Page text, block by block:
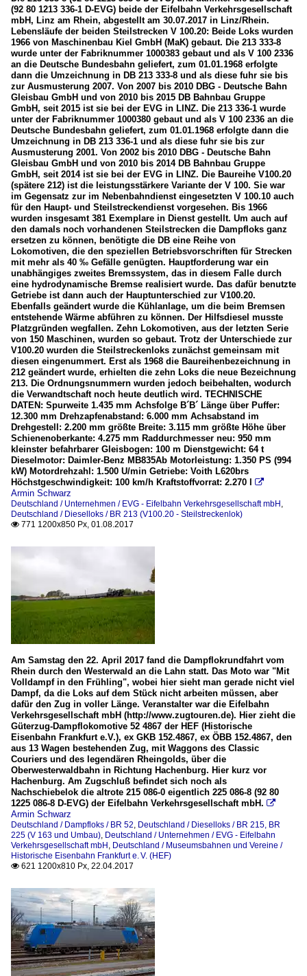
(92 80 1213 336-1 D-EVG) beide der Eifelbahn Verkehrsgesellschaft
mbH, Linz am Rhein, abgestellt am 30.07.2017 in Linz/Rhein.
Lebensläufe der beiden Steilstrecken V 100.20: Beide Loks wurden
1966 von Maschinenbau Kiel GmbH (MaK) gebaut. Die 213 333-8
wurde unter der Fabriknummer 1000383 gebaut und als V 100 2336
an die Deutsche Bundesbahn geliefert, zum 01.01.1968 erfolgte
dann die Umzeichnung in DB 213 333-8 und als diese fuhr sie bis
zur Ausmusterung 2007. Von 2007 bis 2010 DBG - Deutsche Bahn
Gleisbau GmbH und von 2010 bis 2015 DB Bahnbau Gruppe
GmbH, seit 2015 ist sie bei der EVG in LINZ. Die 213 336-1 wurde
unter der Fabriknummer 1000380 gebaut und als V 100 2336 an die
Deutsche Bundesbahn geliefert, zum 01.01.1968 erfolgte dann die
Umzeichnung in DB 213 336-1 und als diese fuhr sie bis zur
Ausmusterung 2001. Von 2002 bis 2010 DBG - Deutsche Bahn
Gleisbau GmbH und von 2010 bis 2014 DB Bahnbau Gruppe
GmbH, seit 2014 ist sie bei der EVG in LINZ. Die Baureihe V100.20
(spätere 212) ist die leistungsstärkere Variante der V 100. Sie war
im Gegensatz zur im Nebenbahndienst eingesetzten V 100.10 auch
für den Haupt- und Steilstreckendienst vorgesehen. Bis 1966
wurden insgesamt 381 Exemplare in Dienst gestellt. Um auch auf
den damals noch vorhandenen Steilstrecken die Dampfloks ganz
ersetzen zu können, benötigte die DB eine Reihe von
Lokomotiven, die den speziellen Betriebsvorschriften für Strecken
mit mehr als 40 ‰ Gefälle genügten. Hauptforderung war ein
unabhängiges zweites Bremssystem, das in diesem Falle durch
eine hydrodynamische Bremse realisiert wurde. Das dafür benutzte
Getriebe ist dann auch der Hauptunterschied zur V100.20.
Ebenfalls geändert wurde die Kühlanlage, um die beim Bremsen
entstehende Wärme abführen zu können. Der Hilfsdiesel musste
Platzgründen wegfallen. Zehn Lokomotiven, aus der letzten Serie
von 150 Maschinen, wurden so gebaut. Trotz der Unterschiede zur
V100.20 wurden die Steilstreckenloks zunächst gemeinsam mit
diesen eingenummert. Erst als 1968 die Baureihenbezeichnung in
212 geändert wurde, erhielten die zehn Loks die neue Bezeichnung
213. Die Ordnungsnummern wurden jedoch beibehalten, wodurch
die Verwandtschaft noch heute deutlich wird. TECHNISCHE
DATEN: Spurweite 1.435 mm Achsfolge B´B´ Länge über Puffer:
12.300 mm Drehzapfenabstand: 6.000 mm Achsabstand im
Drehgestell: 2.200 mm größte Breite: 3.115 mm größte Höhe über
Schienenoberkante: 4.275 mm Raddurchmesser neu: 950 mm
kleinster befahrbarer Gleisbogen: 100 m Dienstgewicht: 64 t
Dieselmotor: Daimler-Benz MB835Ab Motorleistung: 1.350 PS (994
kW) Motordrehzahl: 1.500 U/min Getriebe: Voith L620brs
Höchstgeschwindigkeit: 100 km/h Kraftstoffvorrat: 2.270 l 
Armin Schwarz
Deutschland / Unternehmen / EVG - Eifelbahn Verkehrsgesellschaft mbH
Deutschland / Dieselloks / BR 213 (V100.20 - Steilstreckenlok)
 771 1200x850 Px, 01.08.2017
Am Samstag den 22. April 2017 fand die Dampflokrundfahrt vom
Rhein durch den Westerwald an die Lahn statt. Das Moto war "Mit
Volldampf in den Frühling", wobei hier sieht man gerade nicht viel
Dampf, da die Loks auf dem Stück nicht arbeiten müssen, aber
dafür den Zug in voller Länge. Veranstalter war die Eifelbahn
Verkehrsgesellschaft mbH (http://www.zugtouren.de). Hier zieht die
Güterzug-Dampflokomotive 52 4867 der HEF (Historische
Eisenbahn Frankfurt e.V.), ex GKB 152.4867, ex ÖBB 152.4867, den
aus 13 Wagen bestehenden Zug, mit Waggons des Classic
Couriers und des legendären Rheingolds, über die
Oberwesterwaldbahn in Richtung Hachenburg. Hier kurz vor
Hachenburg. Am Zugschluß befindet sich noch als
Nachschiebelok die altrote 215 086-0 eigentlich 225 086-8 (92 80
1225 086-8 D-EVG) der Eifelbahn Verkehrsgesellschaft mbH. 
Armin Schwarz
Deutschland / Dampfloks / BR 52 Deutschland / Dieselloks / BR 215, BR
225 (V 163 und Umbau) Deutschland / Unternehmen / EVG - Eifelbahn
Verkehrsgesellschaft mbH Deutschland / Museumsbahnen und Vereine /
Historische Eisenbahn Frankfurt e. V. (HEF)
 621 1200x810 Px, 22.04.2017